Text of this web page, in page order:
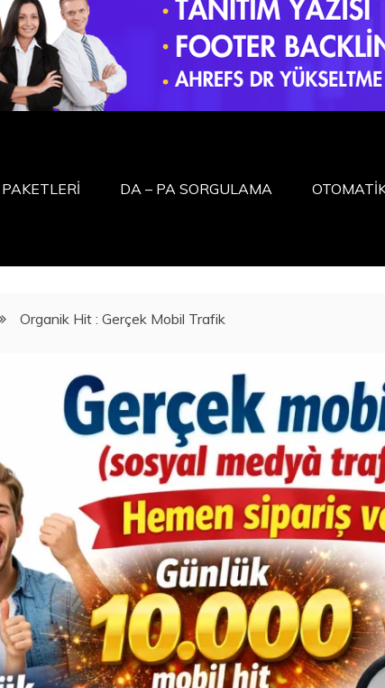
DA – PA SORGULAMA
Organik Hit : Gerçek Mobil Trafik